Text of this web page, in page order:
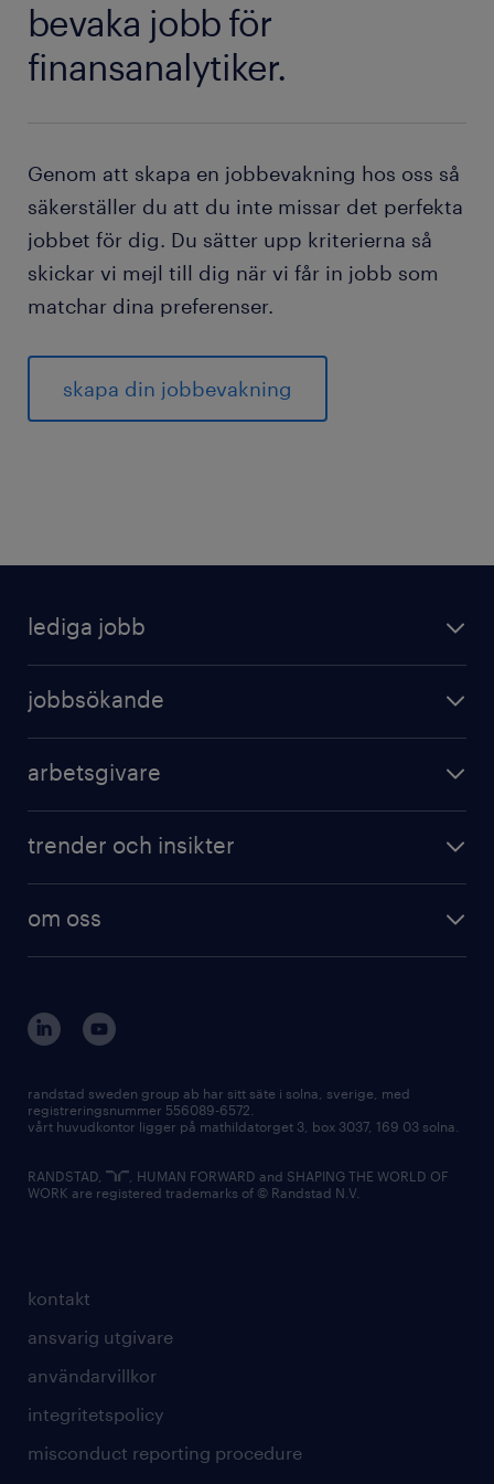
söka jobbet genom att skicka in ditt CV och
personliga brev.
bevaka jobb för
finansanalytiker.
Genom att skapa en jobbevakning hos oss så
säkerställer du att du inte missar det perfekta
jobbet för dig. Du sätter upp kriterierna så
skickar vi mejl till dig när vi får in jobb som
matchar dina preferenser.
skapa din jobbevakning
lediga jobb
jobbsökande
arbetsgivare
trender och insikter
om oss
kontakt
ansvarig utgivare
användarvillkor
integritetspolicy
misconduct reporting procedure
randstad sweden group ab har sitt säte i solna, sverige, med
registreringsnummer 556089-6572.
vårt huvudkontor ligger på mathildatorget 3, box 3037, 169 03 solna.
RANDSTAD,
, HUMAN FORWARD and SHAPING THE WORLD OF
WORK are registered trademarks of © Randstad N.V.